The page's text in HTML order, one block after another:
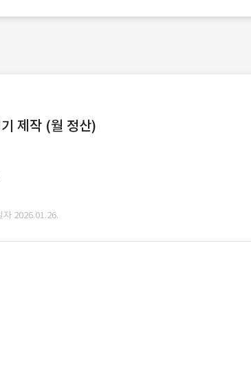
제작 (월 정산)
자 2026.01.26.